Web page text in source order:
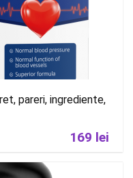
pareri, ingrediente,
169 lei